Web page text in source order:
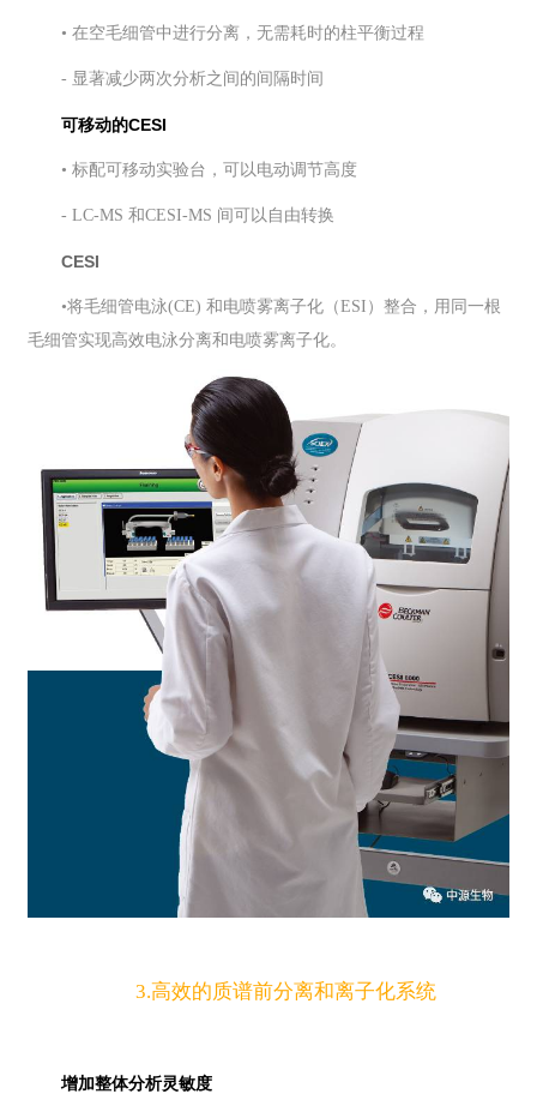
• 在空毛细管中进行分离，无需耗时的柱平衡过程
- 显著减少两次分析之间的间隔时间
可移动的CESI
• 标配可移动实验台，可以电动调节高度
- LC-MS 和CESI-MS 间可以自由转换
CESI
•将毛细管电泳(CE) 和电喷雾离子化（ESI）整合，用同一根
毛细管实现高效电泳分离和电喷雾离子化。
3.高效的质谱前分离和离子化系统
增加整体分析灵敏度